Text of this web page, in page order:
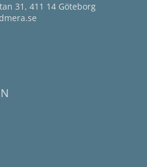
31, 411 14 Göteborg